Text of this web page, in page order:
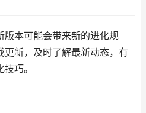
版本可能会带来新的进化规
更新，及时了解最新动态，有
巧。